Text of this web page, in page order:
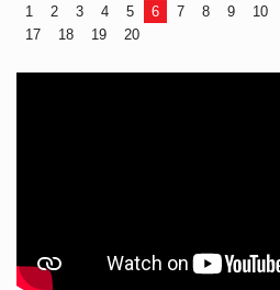
1 2 3 4 5 6 7 8 9 10
17
18 19 20